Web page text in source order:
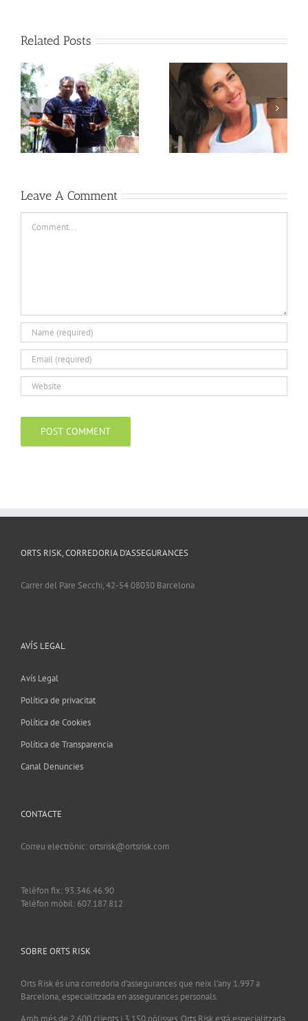
Related Posts
Newsletter Nº15 –
MARÇ 2024
Newsletter Nº14 –
DESEMBRE 2023
Leave A Comment
ORTS RISK, CORREDORIA D’ASSEGURANCES
Carrer del Pare Secchi, 42-54 08030 Barcelona
AVÍS LEGAL
Avís Legal
Política de privacitat
Política de Cookies
Política de Transparencia
Canal Denuncies
CONTACTE
Correu electrònic: ortsrisk@ortsrisk.com
Telèfon fix: 93.346.46.90
Telèfon mòbil: 607.187.812
SOBRE ORTS RISK
Orts Risk és una corredoria d’assegurances que neix l’any 1.997 a
Barcelona, especialitzada en assegurances personals.
Amb més de 2.600 clients i 3.150 pòlisses, Orts Risk està especialitzada